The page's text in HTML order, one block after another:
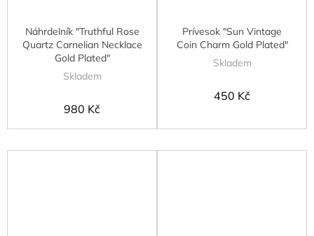
Náhrdelník "Truthful Rose
Quartz Carnelian Necklace
Gold Plated"
Skladem
980 Kč
Prívesok "Sun Vintage
Coin Charm Gold Plated"
Skladem
450 Kč